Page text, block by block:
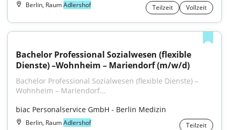
Berlin, RaumAdlershof Teilzeit Vollzeit
Bachelor Professional Sozialwesen (flexible
Dienste) –Wohnheim – Mariendorf (m/w/d)
Bachelor Professional Sozialwesen (flexible Dienste) –
Wohnheim – Mariendorf...
biac Personalservice GmbH - Berlin Medizin
Berlin, RaumAdlershof Teilzeit